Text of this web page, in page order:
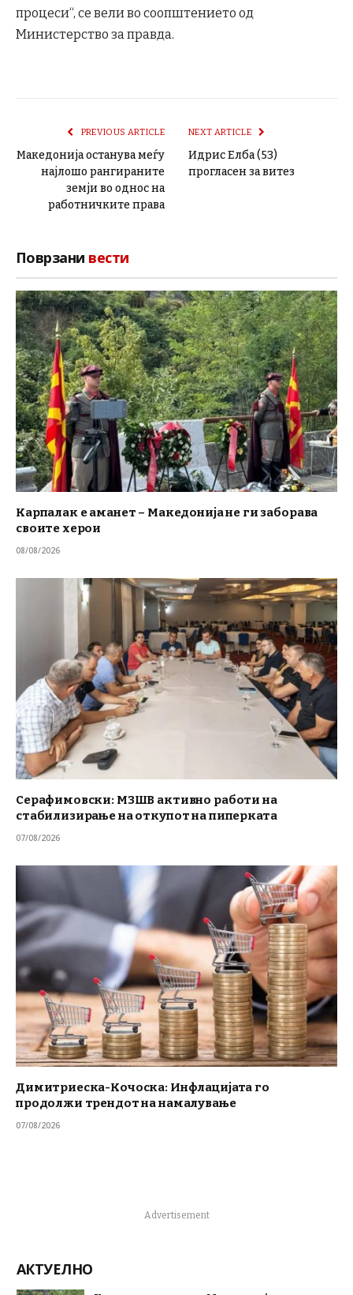
процеси“, се вели во соопштението од
Министерство за правда.
PREVIOUS ARTICLE
Македонија останува меѓу
најлошо рангираните
земји во однос на
работничките права
NEXT ARTICLE
Идрис Елба (53)
прогласен за витез
Поврзани вести
Карпалак е аманет – Македонија не ги заборава
своите херои
08/08/2026
Серафимовски: МЗШВ активно работи на
стабилизирање на откупот на пиперката
07/08/2026
Димитриеска-Кочоска: Инфлацијата го
продолжи трендот на намалување
07/08/2026
Advertisement
АКТУЕЛНО